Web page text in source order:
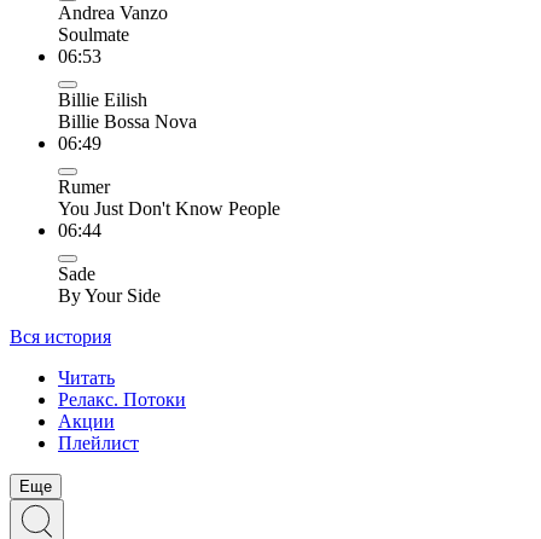
Andrea Vanzo
Soulmate
06:53
Billie Eilish
Billie Bossa Nova
06:49
Rumer
You Just Don't Know People
06:44
Sade
By Your Side
Вся история
Читать
Релакс. Потоки
Акции
Плейлист
Еще